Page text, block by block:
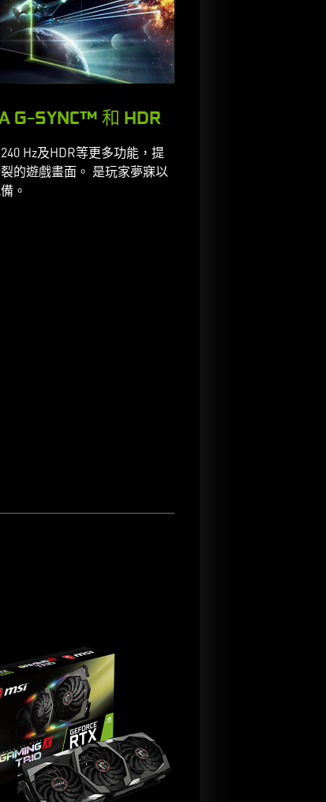
G-SYNC™ 和 HDR
Hz及HDR等更多功能，提
的遊戲畫面。 是玩家夢寐以
。